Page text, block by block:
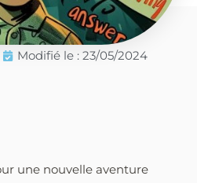
Modifié le : 23/05/2024
une nouvelle aventure